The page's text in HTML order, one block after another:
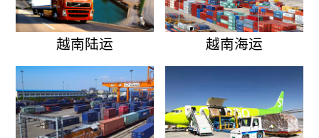
越南陆运 越南海运